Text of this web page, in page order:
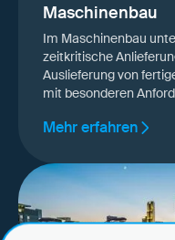
Maschinenbau
Im Maschinenbau
zeitkritische
Auslieferung von
mit besonderen
Mehr erfahren